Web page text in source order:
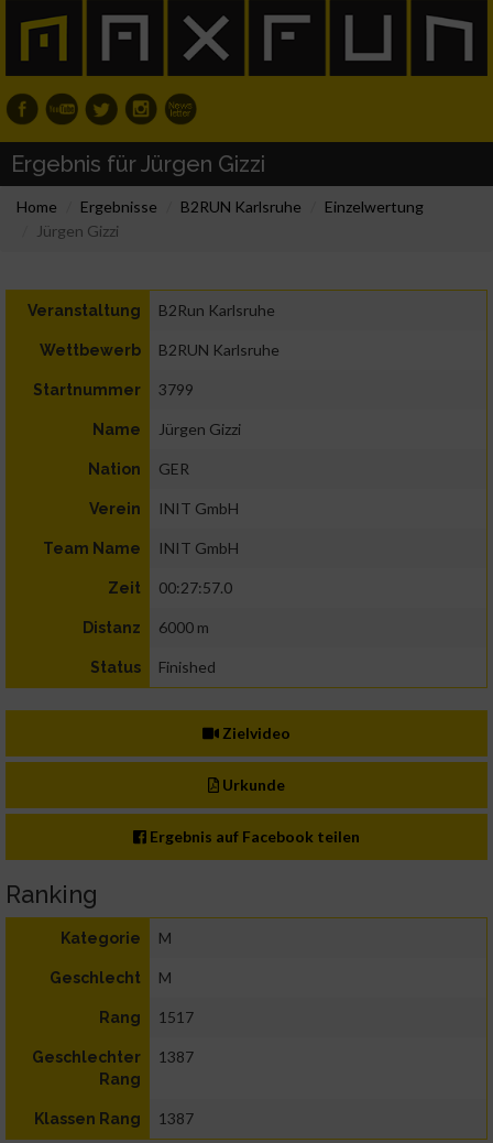
Ergebnis für Jürgen Gizzi
Home Ergebnisse B2RUN Karlsruhe
Einzelwertung
Jürgen Gizzi
Veranstaltung B2Run Karlsruhe
Wettbewerb B2RUN Karlsruhe
Startnummer 3799
Name Jürgen Gizzi
Nation GER
Verein INIT GmbH
Team Name INIT GmbH
Zeit 00:27:57.0
Distanz 6000 m
Status Finished
Zielvideo
Urkunde
Ergebnis auf Facebook teilen
Ranking
Kategorie M
Geschlecht M
Rang 1517
Geschlechter
Rang
1387
Klassen Rang 1387